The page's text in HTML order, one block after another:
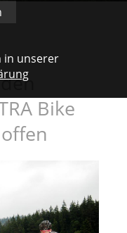
Bike
in unserer